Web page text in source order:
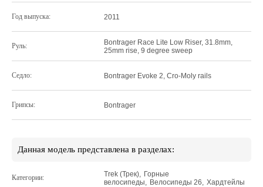
Год выпуска: 2011
Руль:
Bontrager Race Lite Low Riser, 31.8mm,
25mm rise, 9 degree sweep
Седло: Bontrager Evoke 2, Cro-Moly rails
Грипсы: Bontrager
Данная модель представлена в разделах:
Категории: Trek (Трек)
Горные
велосипеды
Велосипеды 26 Хардтейлы